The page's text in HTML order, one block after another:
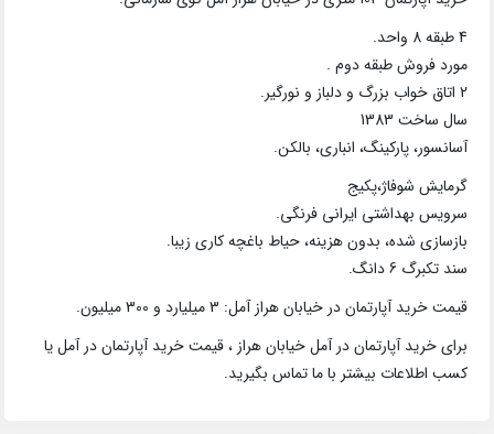
4 طبقه 8 واحد.
مورد فروش طبقه دوم .
2 اتاق خواب بزرگ و دلباز و نورگیر.
سال ساخت 1383
آسانسور، پارکینگ، انباری، بالکن.
گرمایش شوفاژ،پکیج
سرویس بهداشتی ایرانی فرنگی.
بازسازی شده، بدون هزینه، حیاط باغچه کاری زیبا.
سند تکبرگ 6 دانگ.
قیمت خرید آپارتمان در خیابان هراز آمل: 3 میلیارد و 300 میلیون.
برای خرید آپارتمان در آمل خیابان هراز ، قیمت خرید آپارتمان در آمل یا
کسب اطلاعات بیشتر با ما تماس بگیرید.